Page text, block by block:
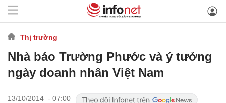
Thị trường
Nhà báo Trường Phước và ý tưởng
ngày doanh nhân Việt Nam
13/10/2014 - 07:00